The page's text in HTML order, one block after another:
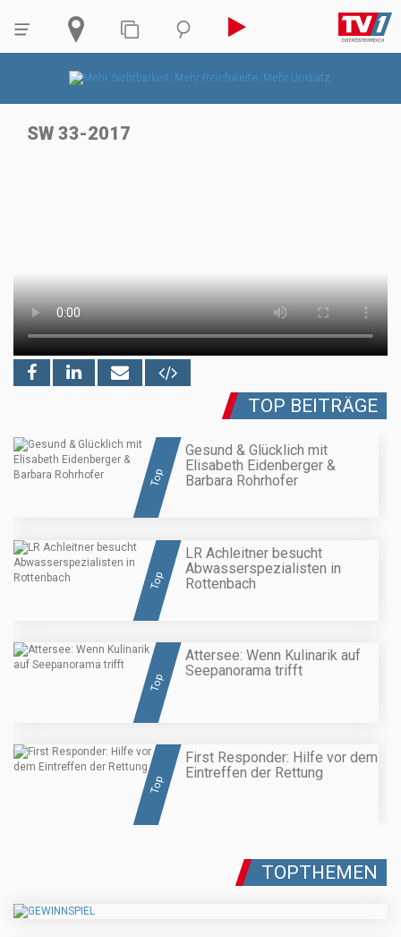
SW 33-2017
TOP BEITRÄGE
Top
Gesund & Glücklich mit
Elisabeth Eidenberger &
Barbara Rohrhofer
Top
LR Achleitner besucht
Abwasserspezialisten in
Rottenbach
Top
Attersee: Wenn Kulinarik auf
Seepanorama trifft
Top
First Responder: Hilfe vor dem
Eintreffen der Rettung
TOPTHEMEN